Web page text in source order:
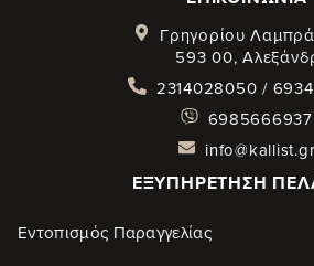
Γρηγορίου
593 00,
2314028050 /
6985666937
info@kallist.gr
ΕΞΥΠΗΡΈΤΗΣΗ
Εντοπισμός Παραγγελίας